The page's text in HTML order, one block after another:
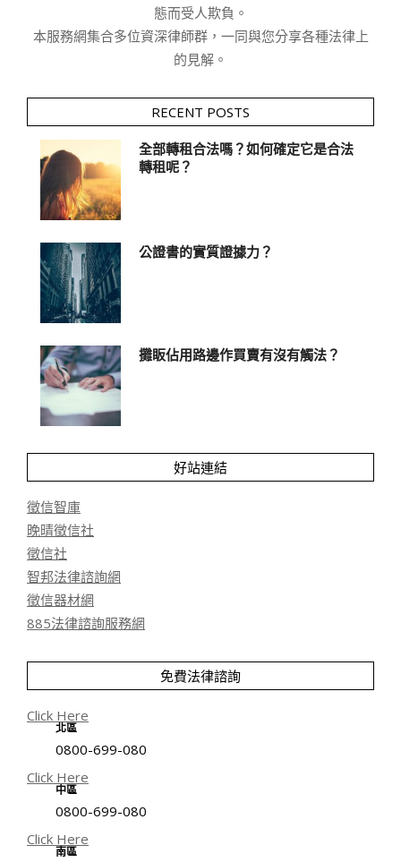
態而受人欺負。
本服務網集合多位資深律師群，一同與您分享各種法律上
的見解。
RECENT POSTS
全部轉租合法嗎？如何確定它是合法
轉租呢？
公證書的實質證據力？
攤眅佔用路邊作買賣有沒有觸法？
好站連結
徵信智庫
晚晴徵信社
徵信社
智邦法律諮詢網
徵信器材網
885法律諮詢服務網
免費法律諮詢
Click Here
北區
0800-699-080
Click Here
中區
0800-699-080
Click Here
南區